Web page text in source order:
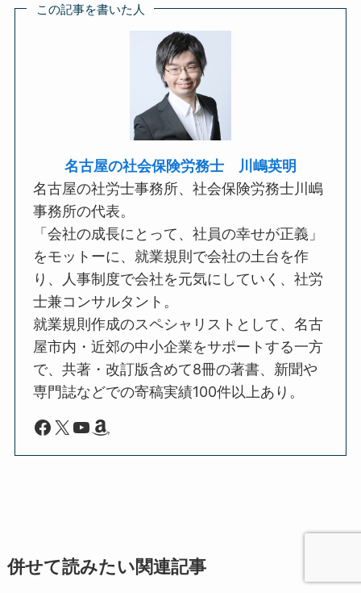
この記事を書いた人
名古屋の社会保険労務士 川嶋英明
名古屋の社労士事務所、社会保険労務士川嶋
事務所の代表。
「会社の成長にとって、社員の幸せが正義」
をモットーに、就業規則で会社の土台を作
り、人事制度で会社を元気にしていく、社労
士兼コンサルタント。
就業規則作成のスペシャリストとして、名古
屋市内・近郊の中小企業をサポートする一方
で、共著・改訂版含めて8冊の著書、新聞や
専門誌などでの寄稿実績100件以上あり。
Facebook X YouTube Amazon
併せて読みたい関連記事